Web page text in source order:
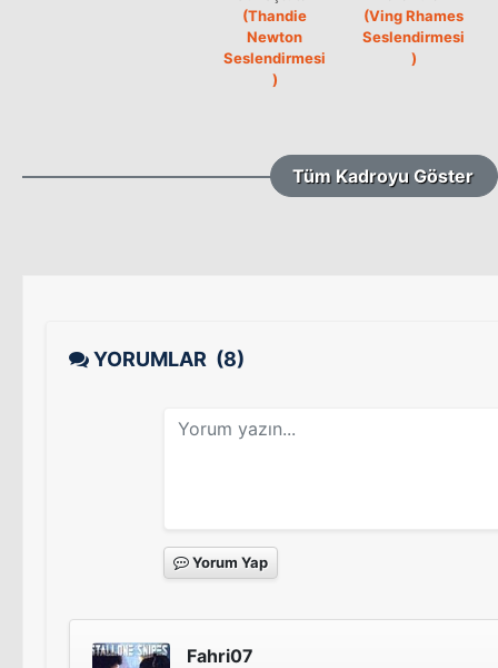
(Thandie
Newton
Seslendirmesi
)
(Ving Rhames
Seslendirmesi
)
Tüm Kadroyu Göster
YORUMLAR (8)
Yorum Yap
Fahri07